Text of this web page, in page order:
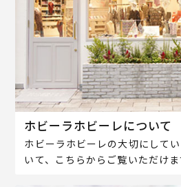
ホビーラホビーレについて
ホビーラホビーレの大切にして
いて、こちらからご覧いただけま